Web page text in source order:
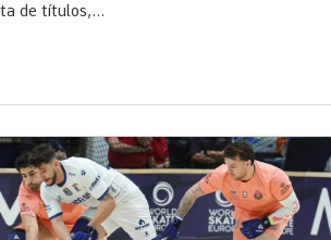
de títulos,...